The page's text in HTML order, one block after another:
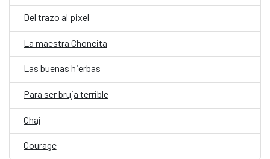
Del trazo al pixel
La maestra Choncita
Las buenas hierbas
Para ser bruja terrible
Chaj
Courage